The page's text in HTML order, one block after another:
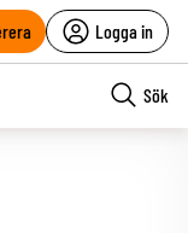
Logga in
Sök